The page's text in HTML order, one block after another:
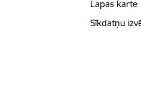
Lapas karte
Sīkdatņu